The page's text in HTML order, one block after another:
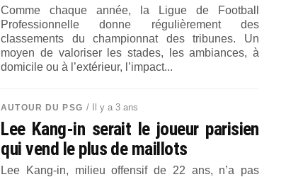
Comme chaque année, la Ligue de Football
Professionnelle donne régulièrement des
classements du championnat des tribunes. Un
moyen de valoriser les stades, les ambiances, à
domicile ou à l’extérieur, l’impact...
AUTOUR DU PSG / Il y a 3 ans
Lee Kang-in serait le joueur parisien
qui vend le plus de maillots
Lee Kang-in, milieu offensif de 22 ans, n’a pas